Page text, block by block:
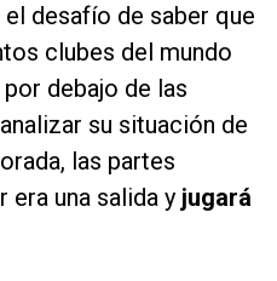
desafío de saber que
clubes del mundo
debajo de las
su situación de
las partes
una salida y jugará